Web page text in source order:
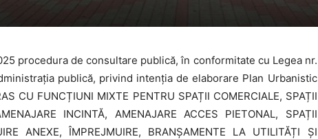
procedura de consultare publică, în conformitate cu Legea nr.
publică, privind intenţia de elaborare Plan Urbanistic
CU FUNCȚIUNI MIXTE PENTRU SPAȚII COMERCIALE, SPAȚII
INCINTĂ, AMENAJARE ACCES PIETONAL, SPAȚII
ANEXE, ÎMPREJMUIRE, BRANȘAMENTE LA UTILITĂȚI ȘI